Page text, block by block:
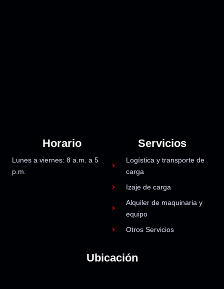
Horario
Lunes a viernes: 8 a.m. a 5
p.m.
Servicios
Logística y transporte de
carga
Izaje de carga
Alquiler de maquinaria y
equipo
Otros Servicios
Ubicación